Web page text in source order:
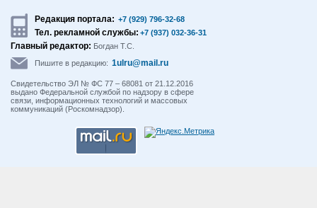
Редакция портала: +7 (929) 796-32-68
Тел. рекламной службы: +7 (937) 032-36-31
Главный редактор: Богдан Т.С.
Пишите в редакцию: 1ulru@mail.ru
Свидетельство ЭЛ № ФС 77 – 68081 от 21.12.2016
выдано Федеральной службой по надзору в сфере
связи, информационных технологий и массовых
коммуникаций (Роскомнадзор).